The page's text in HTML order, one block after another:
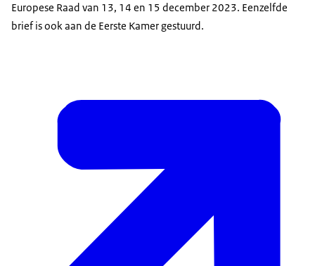
Europese Raad van 13, 14 en 15 december 2023. Eenzelfde
brief is ook aan de Eerste Kamer gestuurd.